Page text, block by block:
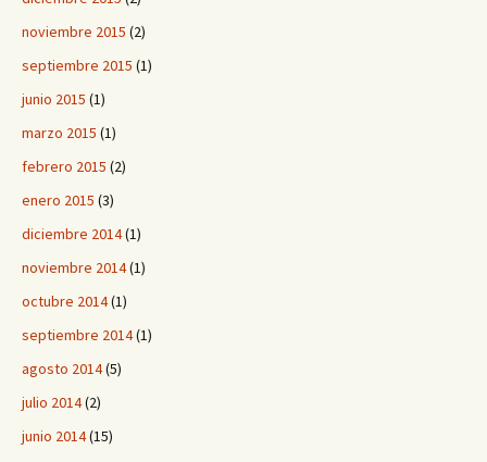
noviembre 2015 (2)
septiembre 2015 (1)
junio 2015 (1)
marzo 2015 (1)
febrero 2015 (2)
enero 2015 (3)
diciembre 2014(1)
noviembre 2014(1)
octubre 2014(1)
septiembre 2014(1)
agosto 2014(5)
julio 2014(2)
junio 2014(15)